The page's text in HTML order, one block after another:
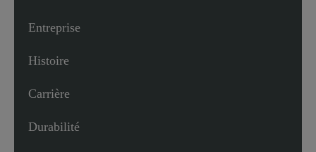
Entreprise
Histoire
Carrière
Durabilité